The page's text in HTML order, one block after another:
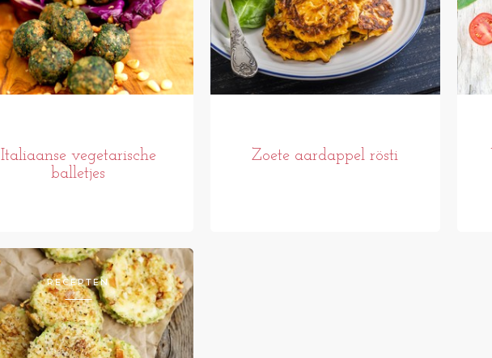
Italiaanse vegetarische
balletjes
Zoete aardappel rösti
RECEPTEN